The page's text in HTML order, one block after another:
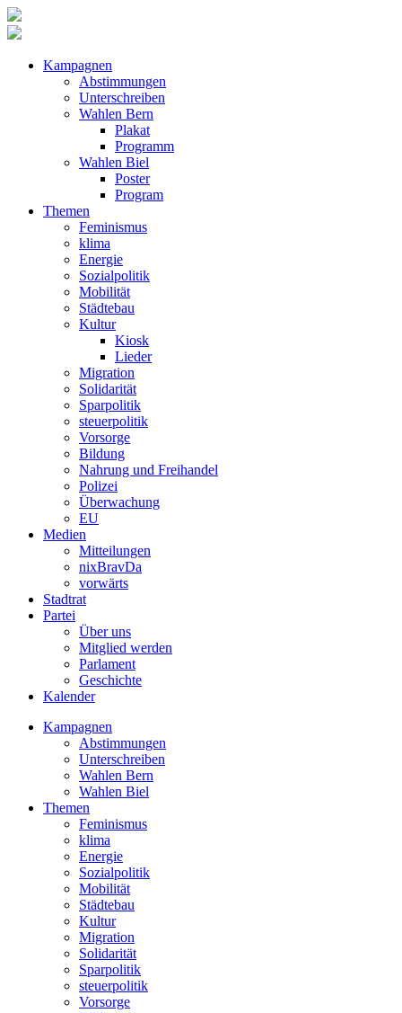
Kampagnen
Abstimmungen
Unterschreiben
Wahlen Bern
Plakat
Programm
Wahlen Biel
Poster
Program
Themen
Feminismus
klima
Energie
Sozialpolitik
Mobilität
Städtebau
Kultur
Kiosk
Lieder
Migration
Solidarität
Sparpolitik
steuerpolitik
Vorsorge
Bildung
Nahrung und Freihandel
Polizei
Überwachung
EU
Medien
Mitteilungen
nixBravDa
vorwärts
Stadtrat
Partei
Über uns
Mitglied werden
Parlament
Geschichte
Kalender
Kampagnen
Abstimmungen
Unterschreiben
Wahlen Bern
Wahlen Biel
Themen
Feminismus
klima
Energie
Sozialpolitik
Mobilität
Städtebau
Kultur
Migration
Solidarität
Sparpolitik
steuerpolitik
Vorsorge